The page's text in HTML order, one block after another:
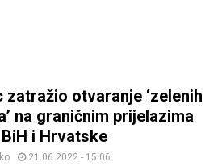
zatražio otvaranje ‘zelenih
na graničnim prijelazima
i Hrvatske
21.06.2022 - 15:06